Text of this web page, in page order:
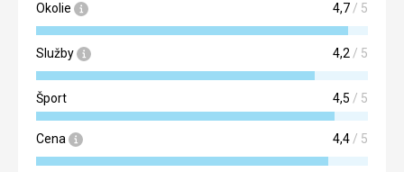
Okolie 4,7/ 5
Služby 4,2/ 5
Šport 4,5 / 5
Cena 4,4/ 5